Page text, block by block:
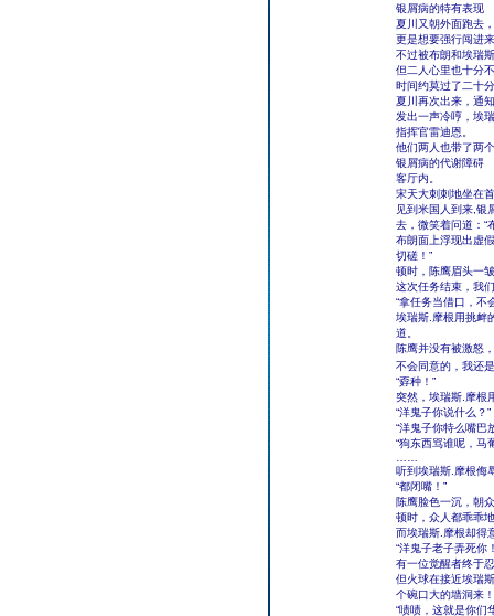
银屑病的特有表现
夏川又朝外面跑去
更是想要强行闯进
不过被布朗和埃瑞
但二人心里也十分
时间约莫过了二十
夏川再次出来，通
发出一声冷哼，埃
指挥官雷迪恩。
他们两人也带了两
银屑病的代谢障碍
客厅内。
宋天大刺刺地坐在
见到米国人到来,银
去，微笑着问道：“
布朗面上浮现出虚
切磋！”
顿时，陈鹰眉头一
这次任务结束，我
“拿任务当借口，不
埃瑞斯.摩根用挑衅
道。
陈鹰并没有被激怒
不会同意的，我还
“孬种！”
突然，埃瑞斯.摩根
“洋鬼子你说什么？”
“洋鬼子你特么嘴巴
“狗东西骂谁呢，马
听到埃瑞斯.摩根侮
“都闭嘴！”
陈鹰脸色一沉，朝
顿时，众人都乖乖
而埃瑞斯.摩根却得
“洋鬼子老子弄死你
有一位觉醒者终于
但火球在接近埃瑞
个碗口大的墙洞来！
“啧啧，这就是你们